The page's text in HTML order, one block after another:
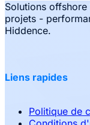
Solutions
projets -
Hiddence.
Liens rapides
Politique de